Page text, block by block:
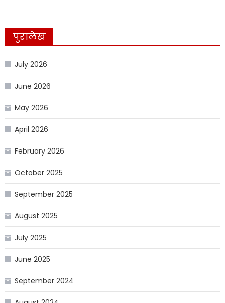
पुरालेख
July 2026
June 2026
May 2026
April 2026
February 2026
October 2025
September 2025
August 2025
July 2025
June 2025
September 2024